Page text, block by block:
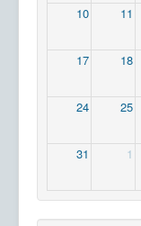
10 11
17 18
24 25
31 1